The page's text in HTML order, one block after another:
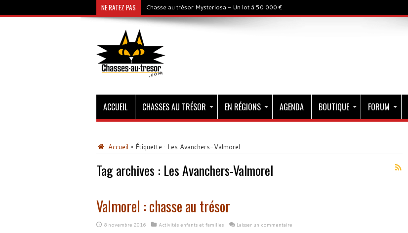
NE RATEZ PAS Chasse au trésor Mysteriosa - Un lot à 50 000 €
ACCUEIL CHASSES AU TRÉSOR EN RÉGIONS AGENDA BOUTIQUE FORUM
Accueil » Étiquette : Les Avanchers-Valmorel
Tag archives : Les Avanchers-Valmorel
Valmorel : chasse au trésor
8 novembre 2016 Activités enfants et familles Laisser un commentaire